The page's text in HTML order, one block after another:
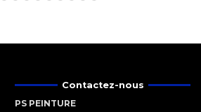
Contactez-nous
PS PEINTURE